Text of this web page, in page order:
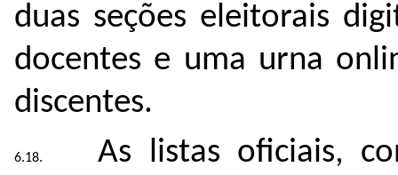
duas seções eleitorais
docentes e uma urna
discentes.
As listas oﬁciais,